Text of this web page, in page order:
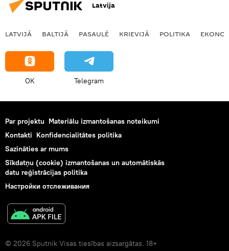
Latvija
LATVIJĀ BALTIJĀ PASAULĒ KRIEVIJĀ POLITIKA
OK Telegram
Par projektu Materiālu izmantošanas noteikumi
Kontakti Konfidencialitātes politika
Sazināties ar mums
Sīkdatņu (cookie) izmantošanas un automātiskās
datu reģistrācijas politika
Настройки отслеживания
© 2026 Sputnik Visas tiesības aizsargātas. 18+